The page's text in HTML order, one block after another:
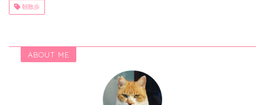
朝散歩
ABOUT ME